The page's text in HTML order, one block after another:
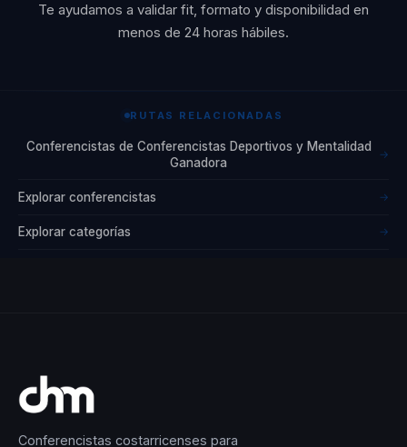
Te ayudamos a validar fit, formato y disponibilidad en
menos de 24 horas hábiles.
RUTAS RELACIONADAS
Conferencistas de Conferencistas Deportivos y Mentalidad
Ganadora
→
Explorar conferencistas →
Explorar categorías →
Conferencistas costarricenses para